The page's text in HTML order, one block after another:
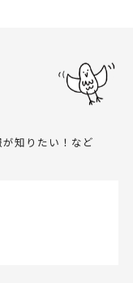
知りたい！など